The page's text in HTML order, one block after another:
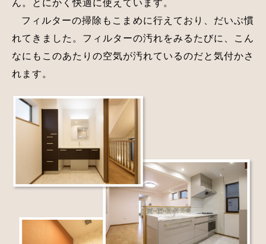
ん。とにかく快適に使えています。
フィルターの掃除もこまめに行えており、だいぶ慣
れてきました。フィルターの汚れをみるたびに、こん
なにもこのあたりの空気が汚れているのだと気付かさ
れます。